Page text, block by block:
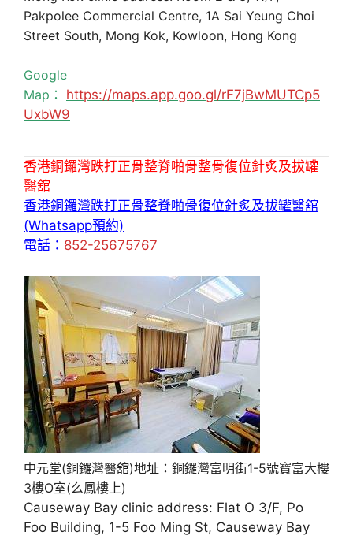
Pakpolee Commercial Centre, 1A Sai Yeung Choi
Street South, Mong Kok, Kowloon, Hong Kong
Google
Map： https://maps.app.goo.gl/rF7jBwMUTCp5
UxbW9
香港銅鑼灣跌打正骨整脊啪骨整骨復位針炙及拔罐
醫舘
香港銅鑼灣跌打正骨整脊啪骨復位針炙及拔罐醫舘
(Whatsapp預約)
電話： 852-25675767
中元堂(銅鑼灣醫舘)地址：銅鑼灣富明街1-5號寶富大樓
3樓O室(么鳳樓上)
Causeway Bay clinic address: Flat O 3/F, Po
Foo Building, 1-5 Foo Ming St, Causeway Bay